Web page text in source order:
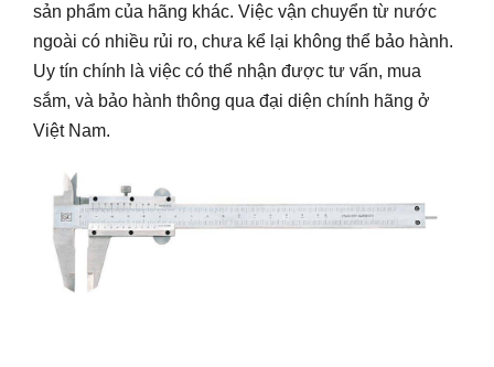
sản phẩm của hãng khác. Việc vận chuyển từ nước
ngoài có nhiều rủi ro, chưa kể lại không thể bảo hành.
Uy tín chính là việc có thể nhận được tư vấn, mua
sắm, và bảo hành thông qua đại diện chính hãng ở
Việt Nam.